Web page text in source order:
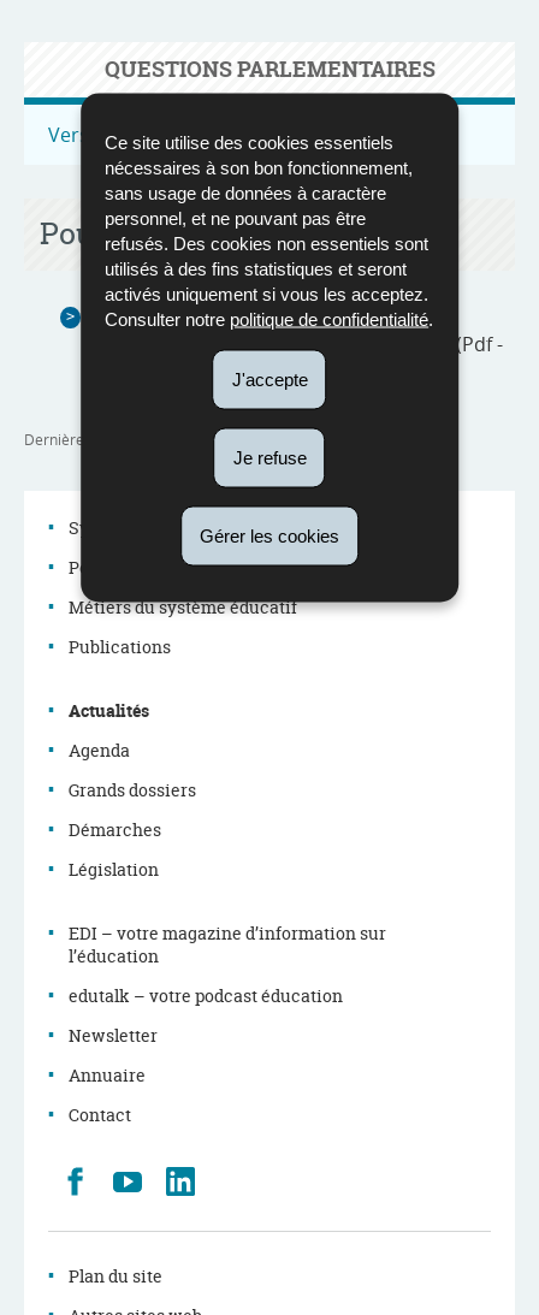
Ce site utilise des cookies essentiels
nécessaires à son bon fonctionnement,
sans usage de données à caractère
personnel, et ne pouvant pas être
refusés. Des cookies non essentiels sont
utilisés à des fins statistiques et seront
activés uniquement si vous les acceptez.
Consulter notre politique de confidentialité
J'accepte
Je refuse
Gérer les cookies
QUESTIONS PARLEMENTAIRES
Vers toutes les questions parlementaires
Pour en savoir plus
QP 1876 : Valorisation de la dissertation
scientifique et du travail de candidature
(Pdf -
Dernière mise à jour 14/03/2025
Menu
de
navigation
Système éducatif
Politique éducative
Métiers du système éducatif
Publications
Actualités
Agenda
Grands dossiers
Démarches
Législation
EDI – votre magazine d’information sur
l’éducation
edutalk – votre podcast éducation
Newsletter
Annuaire
Contact
Retrouvez
nous
Youtube
Plan du site